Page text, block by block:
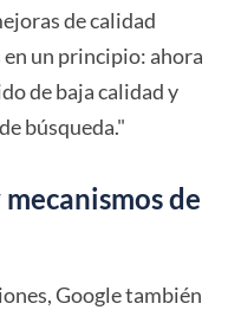
de calidad
en un principio: ahora
de baja calidad y
búsqueda."
de
Google también